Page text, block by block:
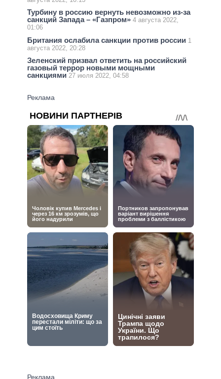
Турбину в россию вернуть невозможно из-за
санкций Запада – «Газпром» 4 августа 2022,
01:06
Британия ослабила санкции против россии 1
августа 2022, 20:28
Зеленский призвал ответить на российский
газовый террор новыми мощными
санкциями 27 июля 2022, 04:58